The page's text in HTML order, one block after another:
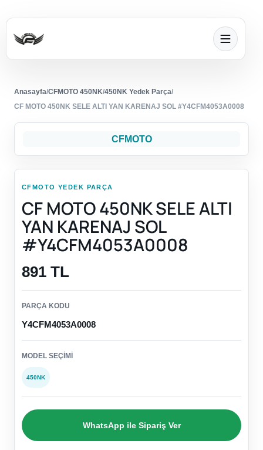
Anasayfa/CFMOTO 450NK/450NK Yedek Parça/
CF MOTO 450NK SELE ALTI YAN KARENAJ SOL #Y4CFM4053A0008
CFMOTO
CFMOTO YEDEK PARÇA
CF MOTO 450NK SELE ALTI
YAN KARENAJ SOL
#Y4CFM4053A0008
891 TL
PARÇA KODU
Y4CFM4053A0008
MODEL SEÇIMI
450NK
WhatsApp ile Sipariş Ver